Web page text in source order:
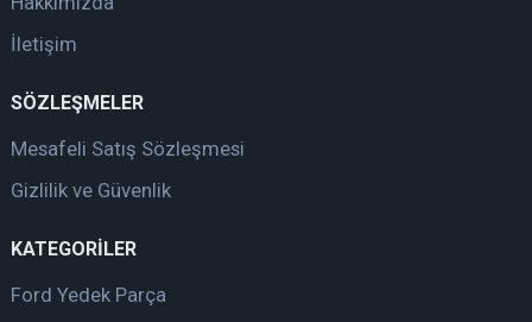
İletişim
SÖZLEŞMELER
Mesafeli Satış Sözleşmesi
Gizlilik ve Güvenlik
KATEGORİLER
Ford Yedek Parça